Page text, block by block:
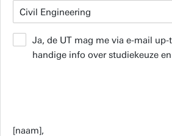
Ja, de UT mag me via e-mail
handige info over studiekeuze
[naam],